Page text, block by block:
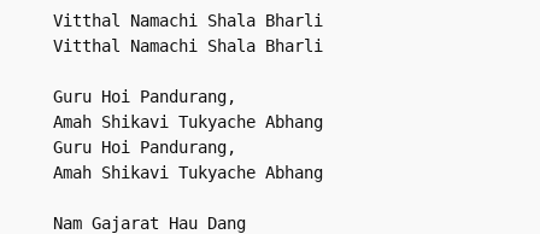
Vitthal Namachi Shala Bharli
Vitthal Namachi Shala Bharli
Guru Hoi Pandurang,
Amah Shikavi Tukyache Abhang
Guru Hoi Pandurang,
Amah Shikavi Tukyache Abhang
Nam Gajarat Hau Dang